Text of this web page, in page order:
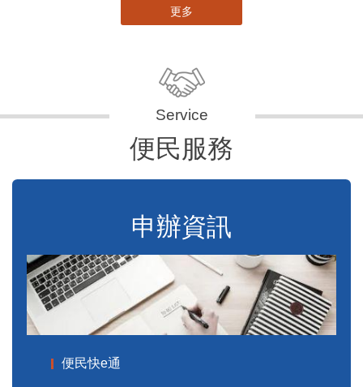
更多
便民服務
申辦資訊
便民快e通